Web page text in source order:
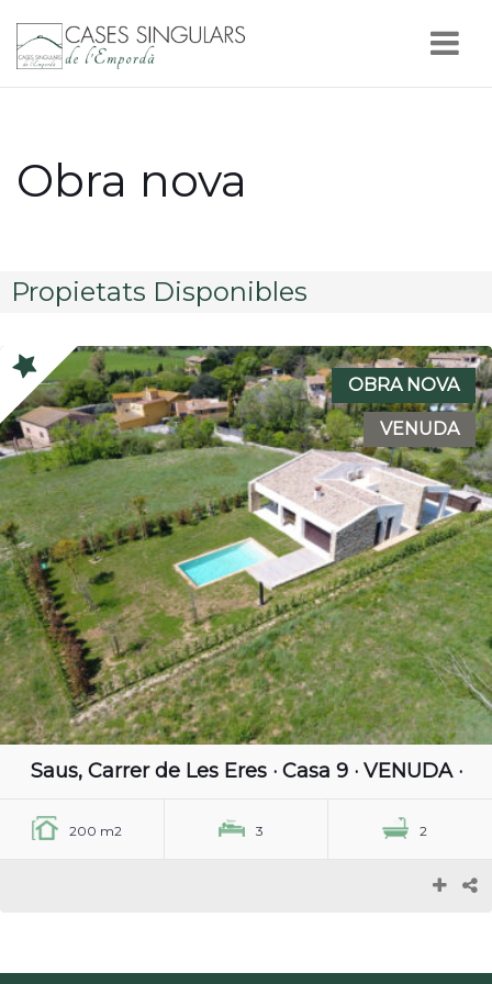
Obra nova
Propietats Disponibles
OBRA NOVA
VENUDA
Saus, Carrer de Les Eres · Casa 9 · VENUDA ·
200 m2 3 2